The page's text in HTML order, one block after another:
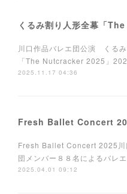
川口作品バレエ団公演 くる
「The Nutcracker 2025」
2025.11.17 04:36
Fresh Ballet Concert
Fresh Ballet Concert 2025川
団メンバー８８名によるバレ
2025.04.01 09:12